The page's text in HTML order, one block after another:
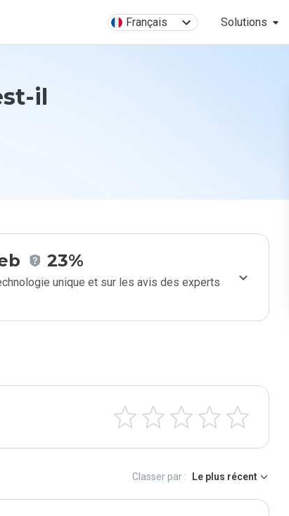
Français Solutions
il
23%
unique et sur les avis des experts
Classer par : Le plus récent